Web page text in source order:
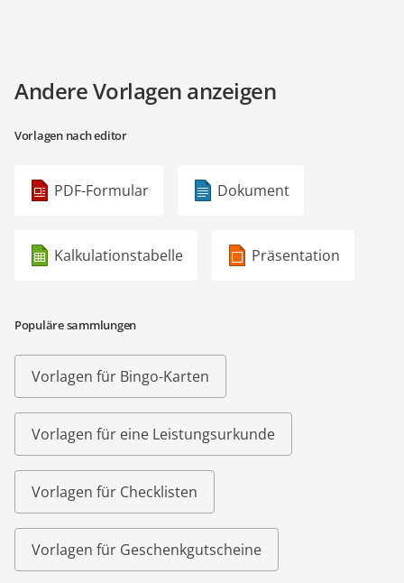
Andere Vorlagen anzeigen
Vorlagen nach editor
PDF-Formular Dokument
Kalkulationstabelle Präsentation
Populäre sammlungen
Vorlagen für Bingo-Karten
Vorlagen für eine Leistungsurkunde
Vorlagen für Checklisten
Vorlagen für Geschenkgutscheine